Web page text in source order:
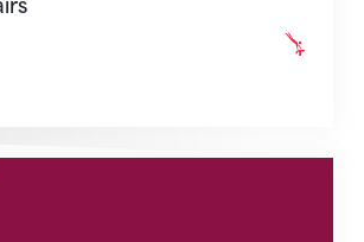
du secrétariat dès le 1er août